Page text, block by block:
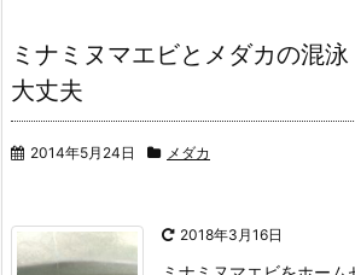
ミナミヌマエビとメダカの混
大丈夫
2014年5月24日 メダカ
2018年3月16日